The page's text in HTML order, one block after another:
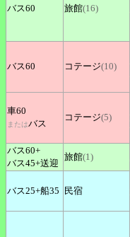
バス60 旅館(16)
バス60 コテージ(10)
車60
またはバス
コテージ(5)
バス60+
バス45+送迎
旅館(1)
バス25+船35 民宿